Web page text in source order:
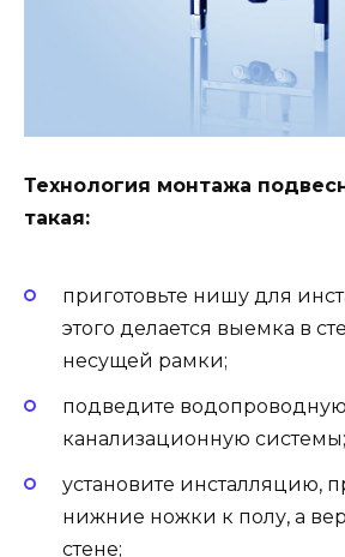
Технология монтажа
такая:
приготовьте нишу для
этого делается выемка в
несущей рамки;
подведите
канализационную системы;
установите инсталляцию,
нижние ножки к полу, а
стене;